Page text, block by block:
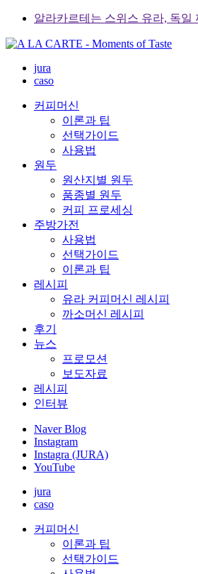
Skip
content
알라카르테는 스위스 유라, 독
jura
caso
커피머신
이론과 팁
선택가이드
사용법
원두
원산지별 원두
품종별 원두
커피 프로세싱
주방가전
사용법
선택가이드
이론과 팁
레시피
유라 커피머신 레시피
까소머신 레시피
후기
뉴스
프로모션
보도자료
레시피
인터뷰
Naver Blog
Instagram
Instagra (JURA)
YouTube
jura
caso
커피머신
이론과 팁
선택가이드